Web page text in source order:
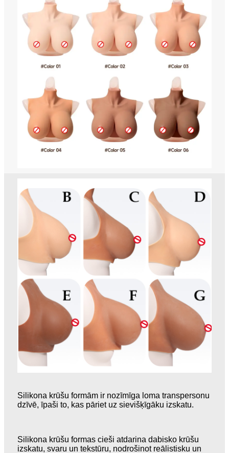
Silikona krūšu formām ir nozīmīga loma transpersonu
dzīvē, īpaši to, kas pāriet uz sievišķīgāku izskatu.
Silikona krūšu formas cieši atdarina dabisko krūšu
izskatu, svaru un tekstūru, nodrošinot reālistisku un